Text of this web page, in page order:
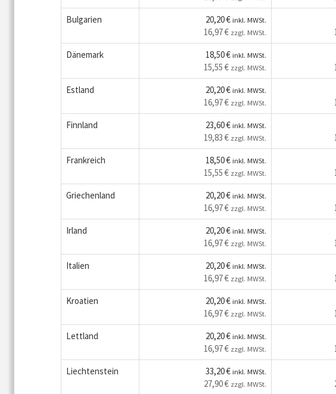
Bulgarien 20,20 €inkl. MWSt.
16,97 € zzgl. MWSt.
Dänemark 18,50 €inkl. MWSt.
15,55 € zzgl. MWSt.
Estland 20,20 €inkl. MWSt.
16,97 € zzgl. MWSt.
Finnland 23,60 €inkl. MWSt.
19,83 € zzgl. MWSt.
Frankreich 18,50 €inkl. MWSt.
15,55 € zzgl. MWSt.
Griechenland 20,20 €inkl. MWSt.
16,97 € zzgl. MWSt.
Irland 20,20 €inkl. MWSt.
16,97 € zzgl. MWSt.
Italien 20,20 €inkl. MWSt.
16,97 € zzgl. MWSt.
Kroatien 20,20 €inkl. MWSt.
16,97 € zzgl. MWSt.
Lettland 20,20 €inkl. MWSt.
16,97 € zzgl. MWSt.
Liechtenstein 33,20 €inkl. MWSt.
27,90 € zzgl. MWSt.